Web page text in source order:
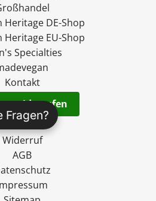
Fragen?
Heritage DE-Shop
Heritage EU-Shop
Specialties
Kontakt
widerrufen
Versand
Widerruf
AGB